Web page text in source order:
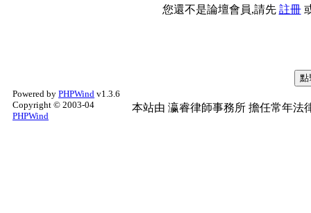
您還不是論壇會員,請先 註冊
Powered by PHPWind v1.3.6
Copyright © 2003-04
PHPWind
本站由 瀛睿律師事務所 擔任常年法